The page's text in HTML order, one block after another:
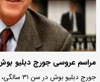
مراسم عروسی جورج دبلیو